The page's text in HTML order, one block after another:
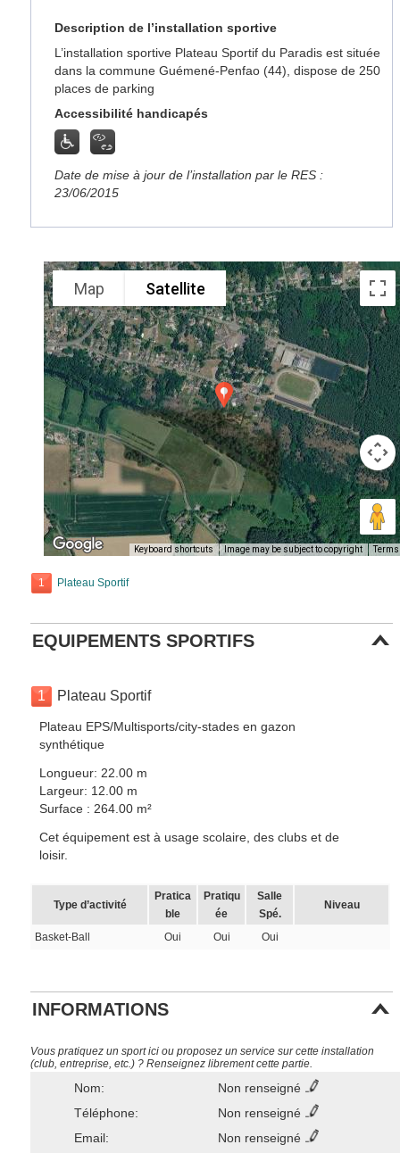
Description de l’installation sportive
L’installation sportive Plateau Sportif du Paradis est située
dans la commune Guémené-Penfao (44), dispose de 250
places de parking
Accessibilité handicapés
Date de mise à jour de l’installation par le RES :
23/06/2015
Map Satellite
Keyboard shortcuts Image may be subject to copyright Terms
1 Plateau Sportif
EQUIPEMENTS SPORTIFS
1 Plateau Sportif
Plateau EPS/Multisports/city-stades en gazon
synthétique
Longueur: 22.00 m
Largeur: 12.00 m
Surface : 264.00 m²
Cet équipement est à usage scolaire, des clubs et de
loisir.
Type d’activité
Pratica
ble
Pratiqu
ée
Salle
Spé.
Niveau
Basket-Ball Oui Oui Oui
INFORMATIONS
Vous pratiquez un sport ici ou proposez un service sur cette installation
(club, entreprise, etc.) ? Renseignez librement cette partie.
Nom:
Non renseigné
Téléphone:
Non renseigné
Email:
Non renseigné